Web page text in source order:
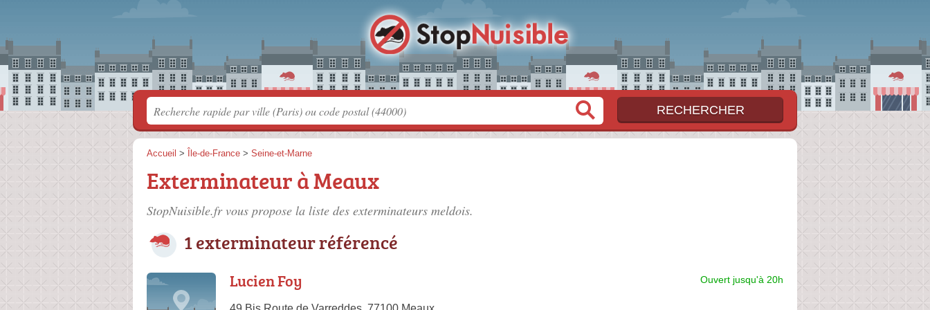
Accueil > Île-de-France > Seine-et-Marne
Exterminateur à Meaux
StopNuisible.fr vous propose la liste des exterminateurs meldois.
1 exterminateur référencé
Lucien Foy Ouvert jusqu'à 20h